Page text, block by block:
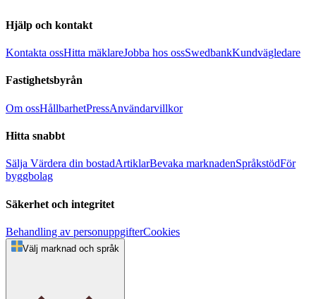
Hjälp och kontakt
Kontakta ossHitta mäklareJobba hos ossSwedbankKundvägledare
Fastighetsbyrån
Om ossHållbarhetPressAnvändarvillkor
Hitta snabbt
Sälja Värdera din bostadArtiklarBevaka marknadenSpråkstödFör
byggbolag
Säkerhet och integritet
Behandling av personuppgifterCookies
Välj marknad och språk